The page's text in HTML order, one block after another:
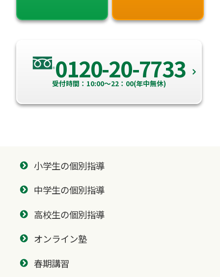
0120-20-7733
受付時間：10:00～22：00(年中無休)
小学生の個別指導
中学生の個別指導
高校生の個別指導
オンライン塾
春期講習